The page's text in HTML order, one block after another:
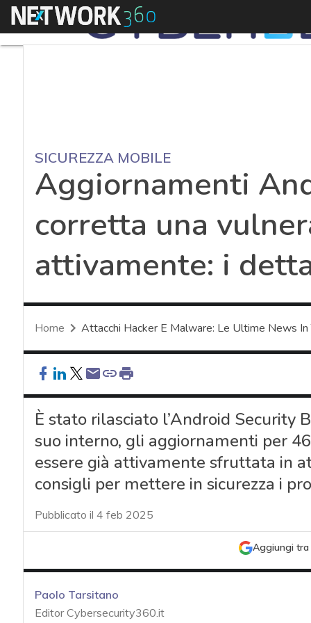
Menu
SICUREZZA MOBILE
Aggiornamenti
corretta una
attivamente: i
Home Attacchi Hacker E Malware: Le Ultime News
È stato rilasciato l’Android
suo interno, gli aggiornamenti per
essere già attivamente sfruttata in
consigli per mettere in sicurezza i
Pubblicato il 4 feb 2025
Aggiungi tra
Paolo Tarsitano
Editor Cybersecurity360.it